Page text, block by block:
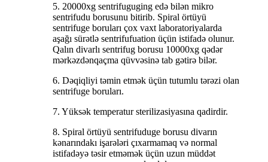
5. 20000xg sentrifuguging edə bilən mikro
sentrifudu borusunu bitirib. Spiral örtüyü
sentrifuge boruları çox vaxt laboratoriyalarda
aşağı sürətlə sentrifufuation üçün istifadə olunur.
Qalın divarlı sentrifug borusu 10000xg qədər
mərkəzdənqaçma qüvvəsinə tab gətirə bilər.
6. Dəqiqliyi təmin etmək üçün tutumlu tərəzi olan
sentrifuge boruları.
7. Yüksək temperatur sterilizasiyasına qadirdir.
8. Spiral örtüyü sentrifuduge borusu divarın
kənarındakı işarələri çıxarmamaq və normal
istifadəyə təsir etməmək üçün uzun müddət